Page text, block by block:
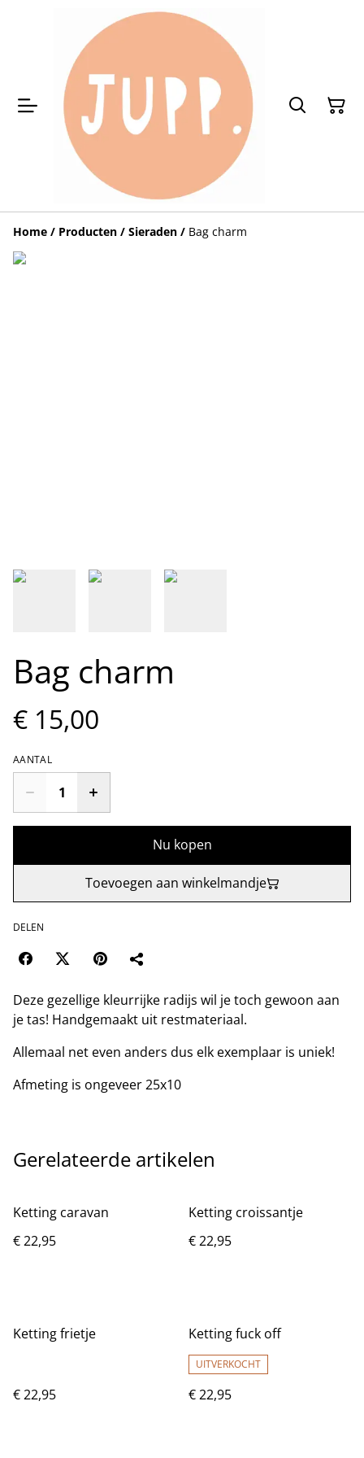
Home / Producten / Sieraden / Bag charm
Bag charm
€ 15,00
AANTAL
Nu kopen
Toevoegen aan winkelmandje
DELEN
Deze gezellige kleurrijke radijs wil je toch gewoon aan
je tas! Handgemaakt uit restmateriaal.
Allemaal net even anders dus elk exemplaar is uniek!
Afmeting is ongeveer 25x10
Gerelateerde artikelen
Ketting caravan
€ 22,95
Ketting croissantje
€ 22,95
Ketting frietje
€ 22,95
Ketting fuck off
UITVERKOCHT
€ 22,95